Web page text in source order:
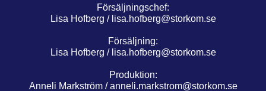
Försäljningschef:
Lisa Hofberg / lisa.hofberg@storkom.se
Försäljning:
Lisa Hofberg / lisa.hofberg@storkom.se
Produktion:
Anneli Markström /anneli.markstrom@storkom.se